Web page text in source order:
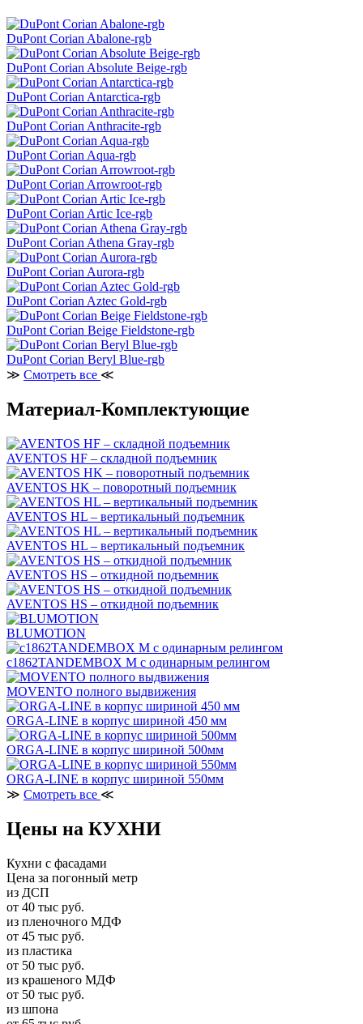
DuPont Corian Abalone-rgb
DuPont Corian Absolute Beige-rgb
DuPont Corian Antarctica-rgb
DuPont Corian Anthracite-rgb
DuPont Corian Aqua-rgb
DuPont Corian Arrowroot-rgb
DuPont Corian Artic Ice-rgb
DuPont Corian Athena Gray-rgb
DuPont Corian Aurora-rgb
DuPont Corian Aztec Gold-rgb
DuPont Corian Beige Fieldstone-rgb
DuPont Corian Beryl Blue-rgb
≫ Смотреть все ≪
Материал-Комплектующие
AVENTOS HF – складной подъемник
AVENTOS HK – поворотный подъемник
AVENTOS HL – вертикальный подъемник
AVENTOS HL – вертикальный подъемник
AVENTOS HS – откидной подъемник
AVENTOS HS – откидной подъемник
BLUMOTION
c1862TANDEMBOX М с одинарным релингом
MOVENTO полного выдвижения
ORGA-LINE в корпус шириной 450 мм
ORGA-LINE в корпус шириной 500мм
ORGA-LINE в корпус шириной 550мм
≫ Смотреть все ≪
Цены на КУХНИ
Кухни с фасадами
Цена за погонный метр
из ДСП
от 40 тыс руб.
из пленочного МДФ
от 45 тыс руб.
из пластика
от 50 тыс руб.
из крашеного МДФ
от 50 тыс руб.
из шпона